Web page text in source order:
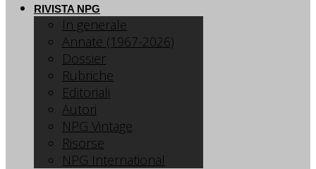
RIVISTA NPG
In generale
Annate (1967-2026)
Dossier
Rubriche
Editoriali
Autori
NPG Vintage
Risorse
NPG International